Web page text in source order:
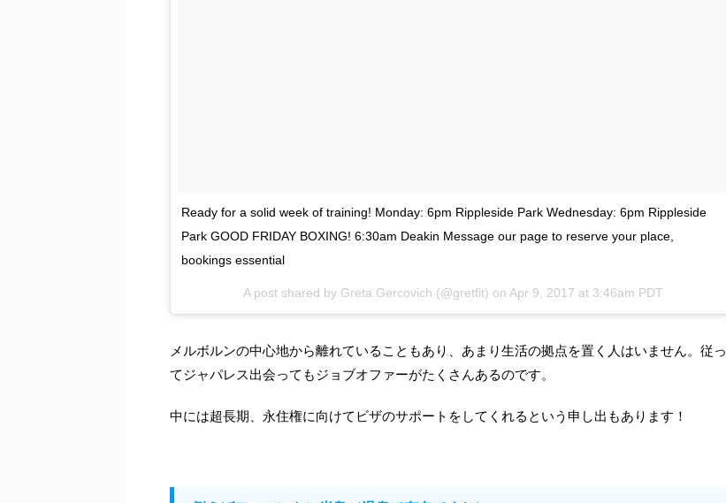
Ready for a solid week of training! Monday: 6pm Rippleside Park Wednesday: 6pm Rippleside
Park GOOD FRIDAY BOXING! 6:30am Deakin Message our page to reserve your place,
bookings essential
A post shared by Greta Gercovich (@gretfit) on Apr 9, 2017 at 3:46am PDT
メルボルンの中心地から離れていることもあり、あまり生活の拠点を置く人はいません。従っ
てジャパレス出会ってもジョブオファーがたくさんあるのです。
中には超長期、永住権に向けてビザのサポートをしてくれるという申し出もあります！